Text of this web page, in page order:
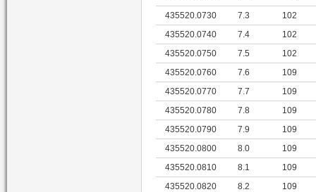
435520.0730
7.3
102
435520.0740
7.4
102
435520.0750
7.5
102
435520.0760
7.6
109
435520.0770
7.7
109
435520.0780
7.8
109
435520.0790
7.9
109
435520.0800
8.0
109
435520.0810
8.1
109
435520.0820
8.2
109